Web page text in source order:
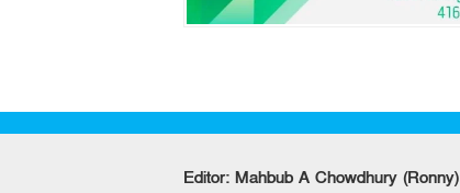
Editor: Mahbub A Chowdhury (Ronny)